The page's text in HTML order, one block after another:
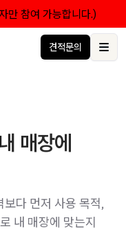
만 참여 가능합니다.)
드 한성쇼케이스
견적문의
매장에
다 먼저 사용 목적,
내 매장에 맞는지